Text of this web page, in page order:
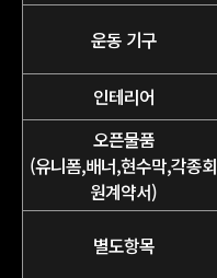
운동 기구
인테리어
오픈물품
(유니폼,배너,현수막,각종회
원계약서)
별도항목